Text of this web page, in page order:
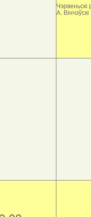
Чэрвеньскі
А. Вінчэўскі